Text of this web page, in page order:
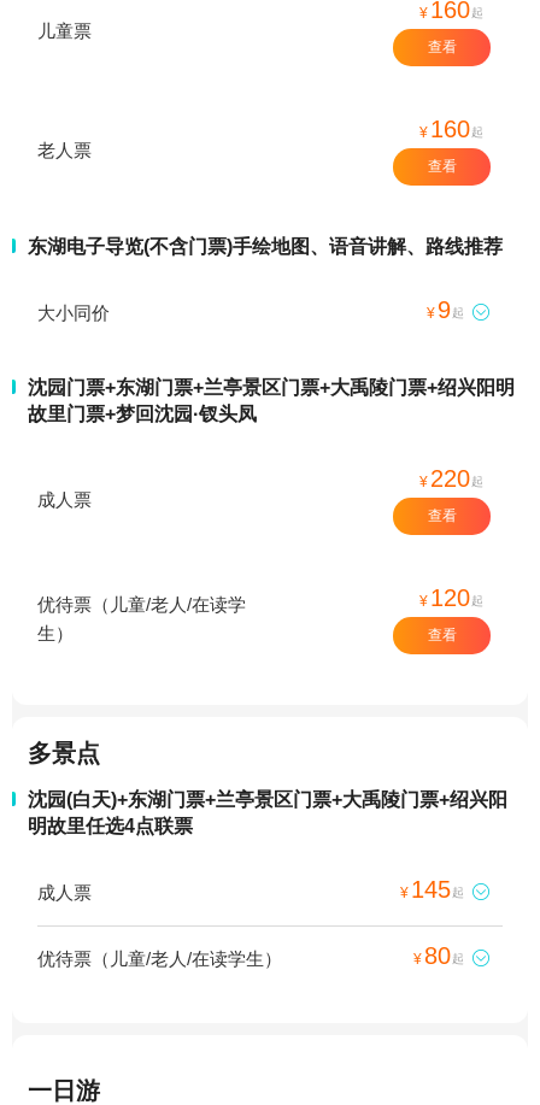
儿童票
¥ 160起
查看
老人票
¥ 160起
查看
东湖电子导览(不含门票)手绘地图、语音讲解、路线推荐
大小同价 ¥ 9起 
沈园门票+东湖门票+兰亭景区门票+大禹陵门票+绍兴阳明
故里门票+梦回沈园·钗头凤
成人票
¥ 220起
查看
优待票（儿童/老人/在读学
生）
¥ 120起
查看
多景点
沈园(白天)+东湖门票+兰亭景区门票+大禹陵门票+绍兴阳
明故里任选4点联票
成人票 ¥ 145起 
优待票（儿童/老人/在读学生） ¥ 80起 
一日游